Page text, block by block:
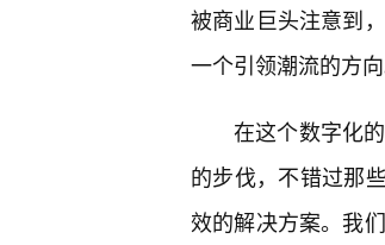
被商业巨头注意到
一个引领潮流的方向
在这个数字化
的步伐，不错过那
效的解决方案。我